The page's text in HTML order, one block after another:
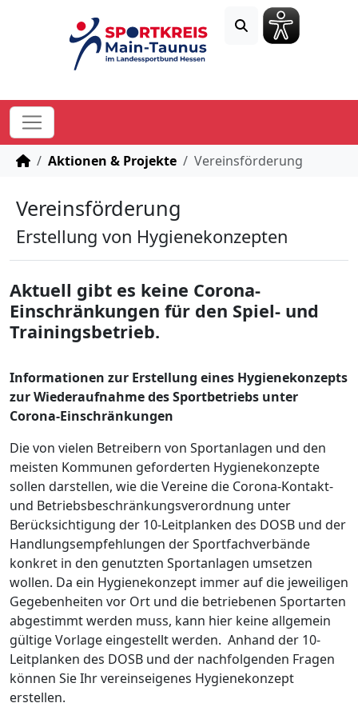
STARTSEITE
Aktionen & Projekte Vereinsförderung
Vereinsförderung
Erstellung von Hygienekonzepten
Aktuell gibt es keine Corona-
Einschränkungen für den Spiel- und
Trainingsbetrieb.
Informationen zur Erstellung eines Hygienekonzepts
zur Wiederaufnahme des Sportbetriebs unter
Corona-Einschränkungen
Die von vielen Betreibern von Sportanlagen und den
meisten Kommunen geforderten Hygienekonzepte
sollen darstellen, wie die Vereine die Corona-Kontakt-
und Betriebsbeschränkungsverordnung unter
Berücksichtigung der 10-Leitplanken des DOSB und der
Handlungsempfehlungen der Sportfachverbände
konkret in den genutzten Sportanlagen umsetzen
wollen. Da ein Hygienekonzept immer auf die jeweiligen
Gegebenheiten vor Ort und die betriebenen Sportarten
abgestimmt werden muss, kann hier keine allgemein
gültige Vorlage eingestellt werden. Anhand der 10-
Leitplanken des DOSB und der nachfolgenden Fragen
können Sie Ihr vereinseigenes Hygienekonzept
erstellen.